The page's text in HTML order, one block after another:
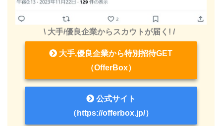
\ 大手/優良企業からスカウトが届く! /
大手,優良企業から特別招待GET
（OfferBox）
公式サイト
（https://offerbox.jp/）